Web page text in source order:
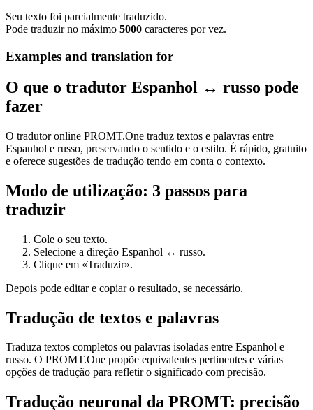
Seu texto foi parcialmente traduzido.
Pode traduzir no máximo 5000 caracteres por vez.
Examples and translation for
O que o tradutor Espanhol ↔ russo pode
fazer
O tradutor online PROMT.One traduz textos e palavras entre
Espanhol e russo, preservando o sentido e o estilo. É rápido, gratuito
e oferece sugestões de tradução tendo em conta o contexto.
Modo de utilização: 3 passos para
traduzir
Cole o seu texto.
Selecione a direção Espanhol ↔ russo.
Clique em «Traduzir».
Depois pode editar e copiar o resultado, se necessário.
Tradução de textos e palavras
Traduza textos completos ou palavras isoladas entre Espanhol e
russo. O PROMT.One propõe equivalentes pertinentes e várias
opções de tradução para refletir o significado com precisão.
Tradução neuronal da PROMT: precisão